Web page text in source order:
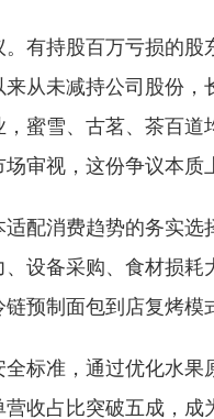
有持股百万亏损的
从未减持公司股份
蜜雪、古茗、茶百
审视，这份争议本质
配消费趋势的务实
设备采购、食材损
预制面包到店复烤模
标准，通过优化水
收占比突破五成，